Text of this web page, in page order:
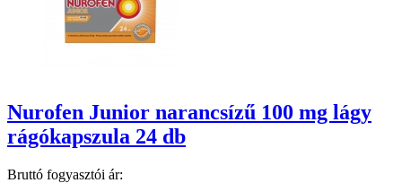
Nurofen Junior narancsízű 100 mg lágy
rágókapszula 24 db
Bruttó fogyasztói ár: